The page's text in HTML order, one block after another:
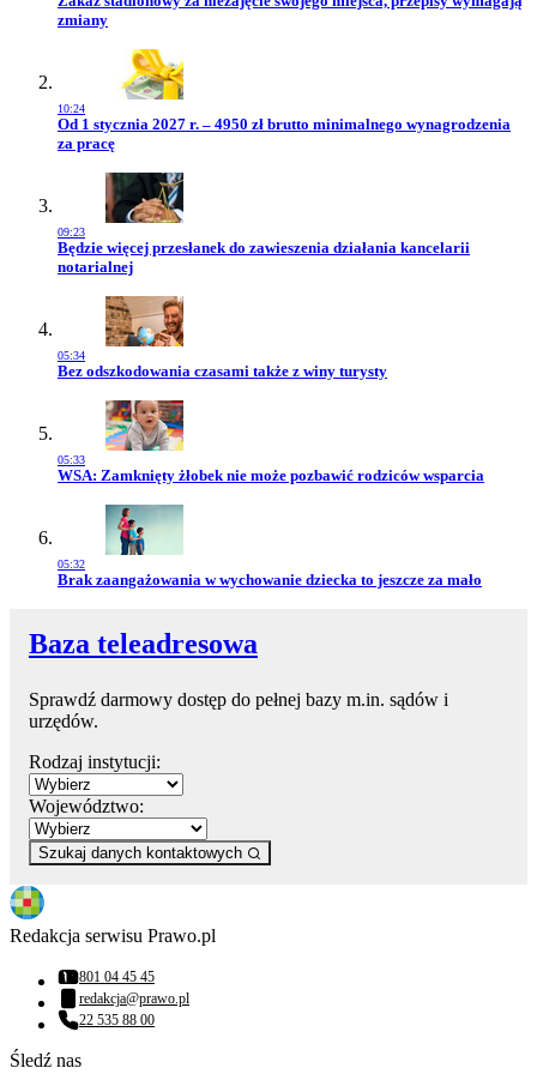
zmiany
10:24
Przejdź do artykułu:
Od 1 stycznia 2027 r. – 4950 zł brutto minimalnego wynagrodzenia
za pracę
09:23
Przejdź do artykułu:
Będzie więcej przesłanek do zawieszenia działania kancelarii
notarialnej
05:34
Przejdź do artykułu:
Bez odszkodowania czasami także z winy turysty
05:33
Przejdź do artykułu:
WSA: Zamknięty żłobek nie może pozbawić rodziców wsparcia
05:32
Przejdź do artykułu:
Brak zaangażowania w wychowanie dziecka to jeszcze za mało
Baza teleadresowa
Sprawdź darmowy dostęp do pełnej bazy m.in. sądów i
urzędów.
Rodzaj instytucji:
Województwo:
Szukaj danych kontaktowych
Redakcja serwisu Prawo.pl
Numer telefonu:
801 04 45 45
Adres email:
redakcja@prawo.pl
Numer telefonu:
22 535 88 00
Śledź nas